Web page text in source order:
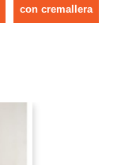
con cremallera